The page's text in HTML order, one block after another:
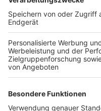
Video-
Wir
einzubetten.
sammeln.
Details durch
Nutzung des